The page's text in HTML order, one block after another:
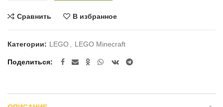
Сравнить В избранное
Категории: LEGO LEGO Minecraft
Поделиться